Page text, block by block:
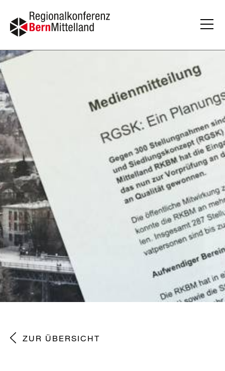
ZUR ÜBERSICHT